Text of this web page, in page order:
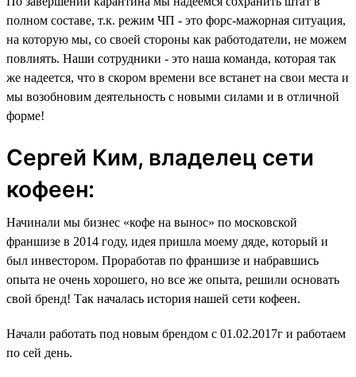
полном составе, т.к. режим ЧП - это форс-мажорная ситуация,
на которую мы, со своей стороны как работодатели, не можем
повлиять. Наши сотрудники - это наша команда, которая так
же надеется, что в скором времени все встанет на свои места и
мы возобновим деятельность с новыми силами и в отличной
форме!
Сергей Ким, владелец сети
кофеен:
Начинали мы бизнес «кофе на вынос» по московской
франшизе в 2014 году, идея пришла моему дяде, который и
был инвестором. Проработав по франшизе и набравшись
опыта не очень хорошего, но все же опыта, решили основать
свой бренд! Так началась история нашей сети кофеен.
Начали работать под новым брендом с 01.02.2017г и работаем
по сей день.